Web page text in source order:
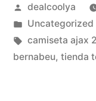
Publicado
por
dealcoolya
Publicado
en
Uncategorized
Etiquetas:
camiseta ajax
bernabeu, tienda